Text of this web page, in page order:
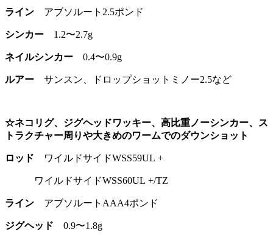
ライン アブソルート2.5ポンド
シンカー 1.2〜2.7g
ネイルシンカー 0.4〜0.9g
ルアー サンスン、ドロップショットミノー2.5など
☆ネコリグ、ジグヘッドワッキー、高比重ノーシンカー、ス
トラクチャー周りや大きめのワームでのダウンショット
ロッド ワイルドサイドWSS59UL +
ワイルドサイドWSS60UL +/TZ
ライン アブソルートAAA4ポンド
ジグヘッド 0.9〜1.8g